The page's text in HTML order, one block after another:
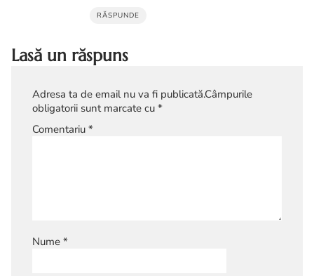
RĂSPUNDE
Lasă un răspuns
Adresa ta de email nu va fi publicată.Câmpurile
obligatorii sunt marcate cu *
Comentariu *
Nume *